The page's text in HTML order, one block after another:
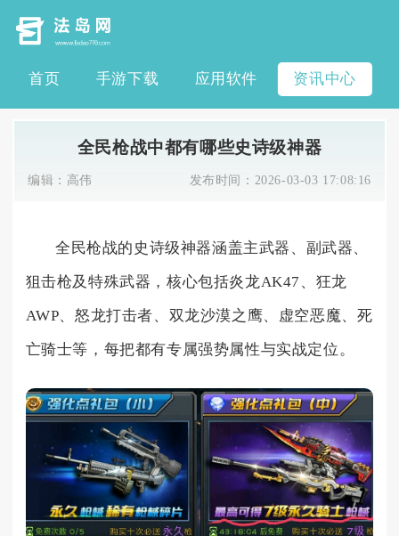
首页 手游下载 应用软件 资讯中心
全民枪战中都有哪些史诗级神器
编辑： 高伟 发布时间： 2026-03-03 17:08:16
全民枪战的史诗级神器涵盖主武器、副武器、
狙击枪及特殊武器，核心包括炎龙AK47、狂龙
AWP、怒龙打击者、双龙沙漠之鹰、虚空恶魔、死
亡骑士等，每把都有专属强势属性与实战定位。